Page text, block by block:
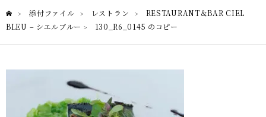
> 添付ファイル > レストラン >
RESTAURANT＆BAR CIEL
BLEU – シエルブルー > 130_R6_0145 のコピー